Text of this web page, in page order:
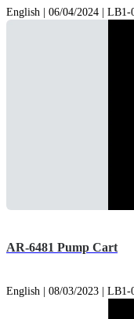
English | 06/04/2024 | LB1-
AR-6481 Pump Cart
English | 08/03/2023 | LB1-